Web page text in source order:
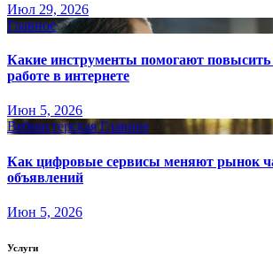
Июл 29, 2026
Главное
Какие инструменты помогают повысить
работе в интернете
Июн 5, 2026
Вебмастерская Главное
Как цифровые сервисы меняют рынок
объявлений
Июн 5, 2026
Услуги